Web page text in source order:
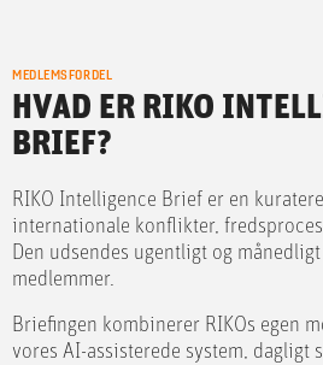
MEDLEMSFORDEL
HVAD ER RIKO
BRIEF?
RIKO Intelligence Brief er en
internationale konflikter,
Den udsendes ugentligt og
medlemmer.
Briefingen kombinerer RIKOs egen
vores AI-assisterede system, dagligt